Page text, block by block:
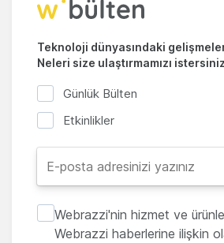
Teknoloji dünyasındaki
Neleri size ulaştırmamızı
Günlük Bülten
Etkinlikler
Webrazzi'nin hizmet ve
Webrazzi haberlerine ilişkin